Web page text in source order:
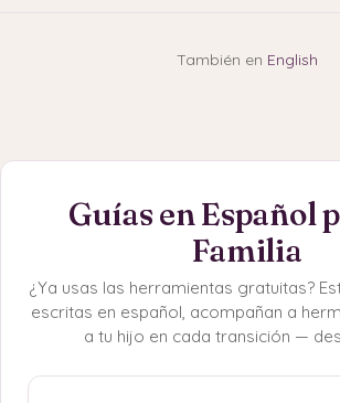
También en English
Guías en Español
Familia
¿Ya usas las herramientas gratuitas?
escritas en español, acompañan a
a tu hijo en cada transición —